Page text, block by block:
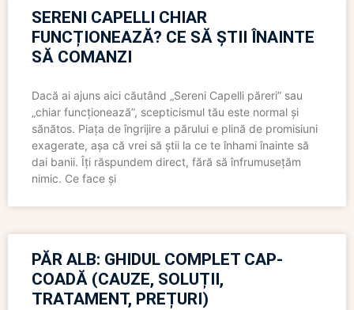
SERENI CAPELLI CHIAR
FUNCȚIONEAZĂ? CE SĂ ȘTII ÎNAINTE
SĂ COMANZI
Dacă ai ajuns aici căutând „Sereni Capelli păreri” sau
„chiar funcționează”, scepticismul tău este normal și
sănătos. Piața de îngrijire a părului e plină de promisiuni
exagerate, așa că vrei să știi la ce te înhami înainte să
dai banii. Îți răspundem direct, fără să înfrumusețăm
nimic. Ce face și
PĂR ALB: GHIDUL COMPLET CAP-
COADĂ (CAUZE, SOLUȚII,
TRATAMENT, PREȚURI)